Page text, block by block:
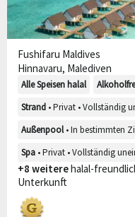
Fushifaru Maldives
Hinnavaru, Malediven
Alle Speisen halal
Strand • Privat • Vollständig
Außenpool• In bestimmten
Spa • Privat • Vollständig
+8 weiterehalal-
Unterkunft